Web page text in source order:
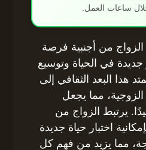
ساعات العمل.
من أجنبية فرصة
في الحياة وتوسيع
هذا البعد الثقافي إلى
مما يجعل
يرتبط الزواج من
اختبار حياة جديدة
مما يزيد من فهم كل